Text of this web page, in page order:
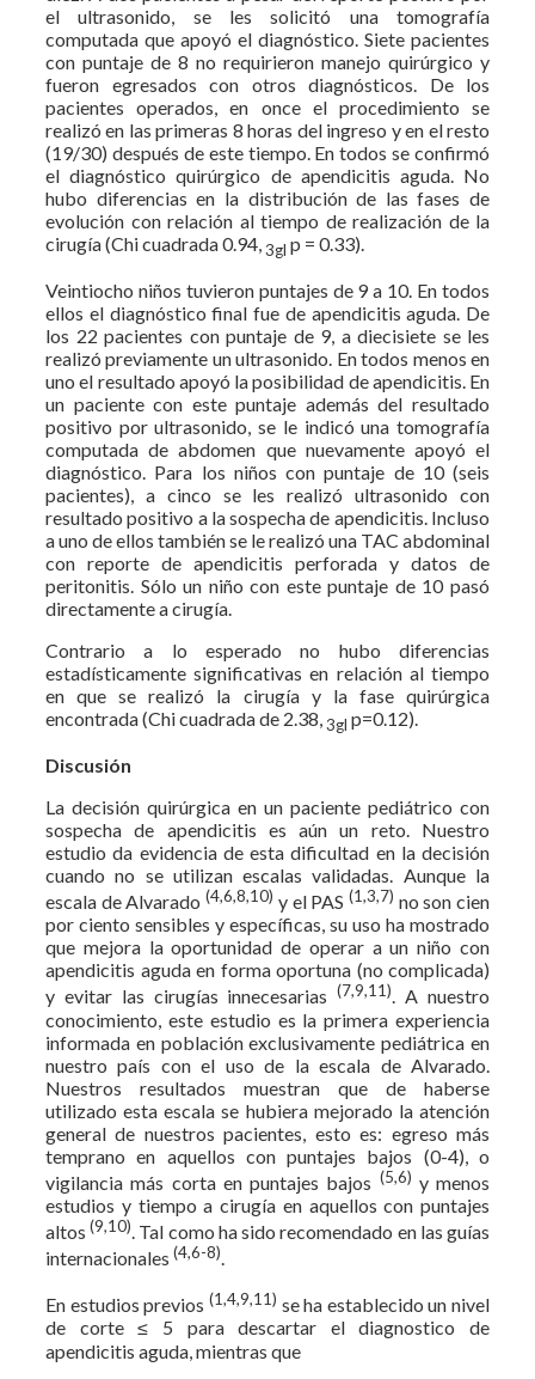
el ultrasonido, se les solicitó una tomografía
computada que apoyó el diagnóstico. Siete pacientes
con puntaje de 8 no requirieron manejo quirúrgico y
fueron egresados con otros diagnósticos. De los
pacientes operados, en once el procedimiento se
realizó en las primeras 8 horas del ingreso y en el resto
(19/30) después de este tiempo. En todos se confirmó
el diagnóstico quirúrgico de apendicitis aguda. No
hubo diferencias en la distribución de las fases de
evolución con relación al tiempo de realización de la
cirugía (Chi cuadrada 0.94, 3gl p = 0.33).
Veintiocho niños tuvieron puntajes de 9 a 10. En todos
ellos el diagnóstico final fue de apendicitis aguda. De
los 22 pacientes con puntaje de 9, a diecisiete se les
realizó previamente un ultrasonido. En todos menos en
uno el resultado apoyó la posibilidad de apendicitis. En
un paciente con este puntaje además del resultado
positivo por ultrasonido, se le indicó una tomografía
computada de abdomen que nuevamente apoyó el
diagnóstico. Para los niños con puntaje de 10 (seis
pacientes), a cinco se les realizó ultrasonido con
resultado positivo a la sospecha de apendicitis. Incluso
a uno de ellos también se le realizó una TAC abdominal
con reporte de apendicitis perforada y datos de
peritonitis. Sólo un niño con este puntaje de 10 pasó
directamente a cirugía.
Contrario a lo esperado no hubo diferencias
estadísticamente significativas en relación al tiempo
en que se realizó la cirugía y la fase quirúrgica
encontrada (Chi cuadrada de 2.38, 3gl p=0.12).
Discusión
La decisión quirúrgica en un paciente pediátrico con
sospecha de apendicitis es aún un reto. Nuestro
estudio da evidencia de esta dificultad en la decisión
cuando no se utilizan escalas validadas. Aunque la
escala de Alvarado(4,6,8,10) y el PAS (1,3,7) no son cien
por ciento sensibles y específicas, su uso ha mostrado
que mejora la oportunidad de operar a un niño con
apendicitis aguda en forma oportuna (no complicada)
y evitar las cirugías innecesarias(7,9,11). A nuestro
conocimiento, este estudio es la primera experiencia
informada en población exclusivamente pediátrica en
nuestro país con el uso de la escala de Alvarado.
Nuestros resultados muestran que de haberse
utilizado esta escala se hubiera mejorado la atención
general de nuestros pacientes, esto es: egreso más
temprano en aquellos con puntajes bajos (0-4), o
vigilancia más corta en puntajes bajos (5,6) y menos
estudios y tiempo a cirugía en aquellos con puntajes
altos(9,10). Tal como ha sido recomendado en las guías
internacionales (4,6-8).
En estudios previos (1,4,9,11) se ha establecido un nivel
de corte ≤ 5 para descartar el diagnostico de
apendicitis aguda, mientras que